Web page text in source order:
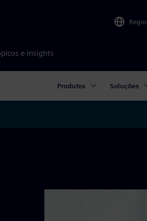
e insights
Produtos Soluções